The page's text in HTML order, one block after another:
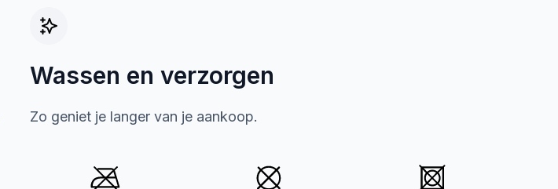
Wassen en verzorgen
Zo geniet je langer van je aankoop.